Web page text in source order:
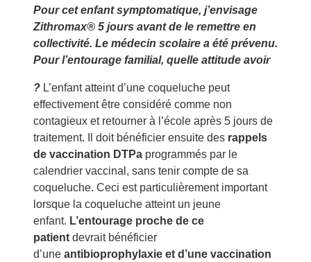
Pour cet enfant symptomatique, j’envisage
Zithromax® 5 jours avant de le remettre en
collectivité. Le médecin scolaire a été prévenu.
Pour l’entourage familial, quelle attitude avoir
? L’enfant atteint d’une coqueluche peut
effectivement être considéré comme non
contagieux et retourner à l’école après 5 jours de
traitement. Il doit bénéficier ensuite des rappels
de vaccination DTPa programmés par le
calendrier vaccinal, sans tenir compte de sa
coqueluche. Ceci est particulièrement important
lorsque la coqueluche atteint un jeune
enfant. L’entourage proche de ce
patient devrait bénéficier
d’une antibioprophylaxie et d’une vaccination